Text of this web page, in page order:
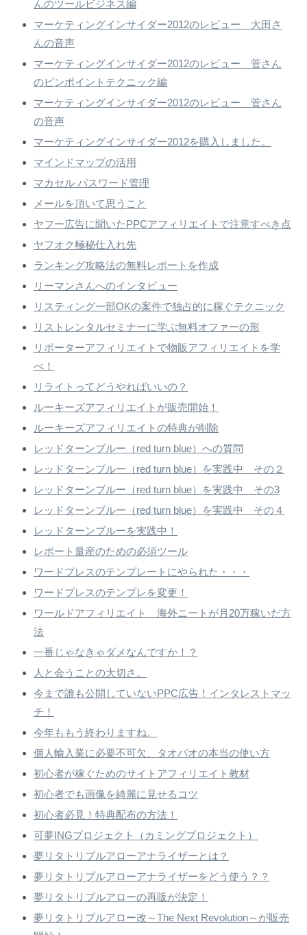
んのツールビジネス編
マーケティングインサイダー2012のレビュー 大田さ
んの音声
マーケティングインサイダー2012のレビュー 菅さん
のピンポイントテクニック編
マーケティングインサイダー2012のレビュー 菅さん
の音声
マーケティングインサイダー2012を購入しました。
マインドマップの活用
マカセル パスワード管理
メールを頂いて思うこと
ヤフー広告に聞いたPPCアフィリエイトで注意すべき点
ヤフオク極秘仕入れ先
ランキング攻略法の無料レポートを作成
リーマンさんへのインタビュー
リスティング一部OKの案件で独占的に稼ぐテクニック
リストレンタルセミナーに学ぶ無料オファーの形
リポーターアフィリエイトで物販アフィリエイトを学
べ！
リライトってどうやればいいの？
ルーキーズアフィリエイトが販売開始！
ルーキーズアフィリエイトの特典が削除
レッドターンブルー（red turn blue）への質問
レッドターンブルー（red turn blue）を実践中 その２
レッドターンブルー（red turn blue）を実践中 その3
レッドターンブルー（red turn blue）を実践中 その４
レッドターンブルーを実践中！
レポート量産のための必須ツール
ワードプレスのテンプレートにやられた・・・
ワードプレスのテンプレを変更！
ワールドアフィリエイト 海外ニートが月20万稼いだ方
法
一番じゃなきゃダメなんですか！？
人と会うことの大切さ。
今まで誰も公開していないPPC広告！インタレストマッ
チ！
今年ももう終わりますね。
個人輸入業に必要不可欠、タオバオの本当の使い方
初心者が稼ぐためのサイトアフィリエイト教材
初心者でも画像を綺麗に見せるコツ
初心者必見！特典配布の方法！
可夢INGプロジェクト（カミングプロジェクト）
夢リタトリプルアローアナライザーとは？
夢リタトリプルアローアナライザーをどう使う？？
夢リタトリプルアローの再販が決定！
夢リタトリプルアロー改～The Next Revolution～が販売